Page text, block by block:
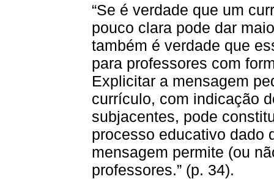
“Se é verdade que um
pouco clara pode dar
também é verdade que
para professores com
Explicitar a mensagem
currículo, com indicação
subjacentes, pode
processo educativo dado
mensagem permite (ou
professores.” (p. 34).